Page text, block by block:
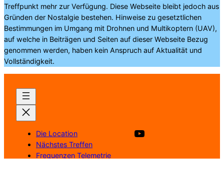
Treffpunkt mehr zur Verfügung. Diese Webseite bleibt jedoch aus
Gründen der Nostalgie bestehen. Hinweise zu gesetztlichen
Bestimmungen im Umgang mit Drohnen und Multikoptern (UAV),
auf welche in Beiträgen und Seiten auf dieser Webseite Bezug
genommen werden, haben kein Anspruch auf Aktualität und
Vollständigkeit.
Die Location
Nächstes Treffen
Frequenzen Telemetrie
Besuche unsere YouTube Kanal